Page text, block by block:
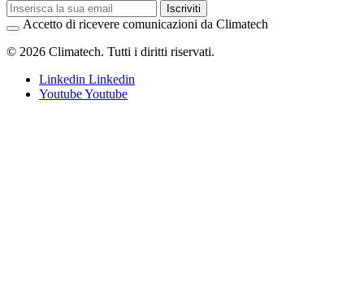
Iscriviti
Accetto di ricevere comunicazioni da Climatech
© 2026 Climatech. Tutti i diritti riservati.
Linkedin Linkedin
YoutubeYoutube